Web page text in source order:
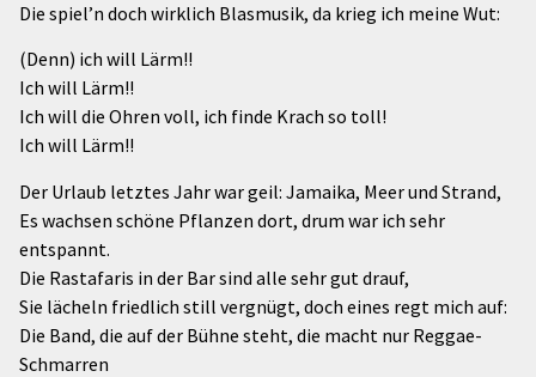
Die spiel’n doch wirklich Blasmusik, da krieg ich meine Wut:
(Denn) ich will Lärm!!
Ich will Lärm!!
Ich will die Ohren voll, ich finde Krach so toll!
Ich will Lärm!!
Der Urlaub letztes Jahr war geil: Jamaika, Meer und Strand,
Es wachsen schöne Pflanzen dort, drum war ich sehr
entspannt.
Die Rastafaris in der Bar sind alle sehr gut drauf,
Sie lächeln friedlich still vergnügt, doch eines regt mich auf:
Die Band, die auf der Bühne steht, die macht nur Reggae-
Schmarren